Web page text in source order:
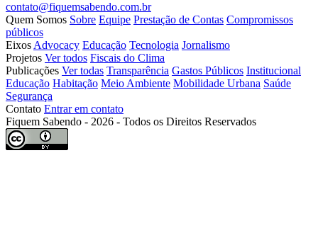
contato@fiquemsabendo.com.br
Quem Somos Sobre Equipe Prestação de Contas Compromissos
públicos
Eixos Advocacy Educação Tecnologia Jornalismo
Projetos Ver todos Fiscais do Clima
Publicações Ver todas Transparência Gastos Públicos Institucional
Educação Habitação Meio Ambiente Mobilidade Urbana Saúde
Segurança
Contato Entrar em contato
Fiquem Sabendo - 2026 - Todos os Direitos Reservados